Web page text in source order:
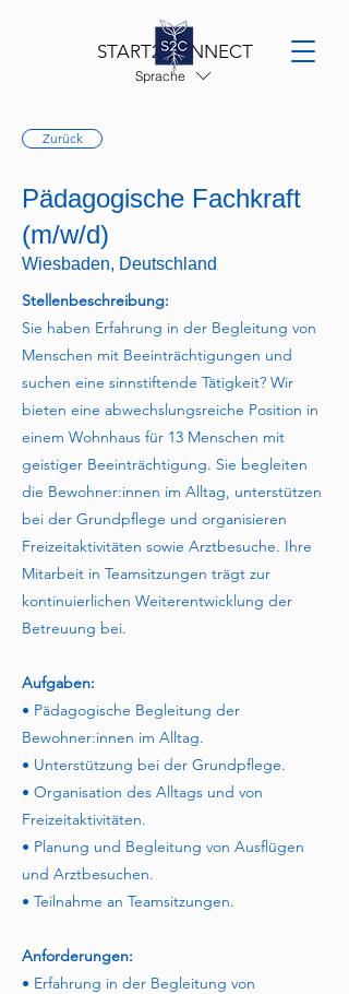
START2CONNECT
Sprache
Zurück
Pädagogische Fachkraft
(m/w/d)
Wiesbaden, Deutschland
Stellenbeschreibung:
Sie haben Erfahrung in der Begleitung von
Menschen mit Beeinträchtigungen und
suchen eine sinnstiftende Tätigkeit? Wir
bieten eine abwechslungsreiche Position in
einem Wohnhaus für 13 Menschen mit
geistiger Beeinträchtigung. Sie begleiten
die Bewohner:innen im Alltag, unterstützen
bei der Grundpflege und organisieren
Freizeitaktivitäten sowie Arztbesuche. Ihre
Mitarbeit in Teamsitzungen trägt zur
kontinuierlichen Weiterentwicklung der
Betreuung bei.
Aufgaben:
• Pädagogische Begleitung der
Bewohner:innen im Alltag.
• Unterstützung bei der Grundpflege.
• Organisation des Alltags und von
Freizeitaktivitäten.
• Planung und Begleitung von Ausflügen
und Arztbesuchen.
• Teilnahme an Teamsitzungen.
Anforderungen:
• Erfahrung in der Begleitung von